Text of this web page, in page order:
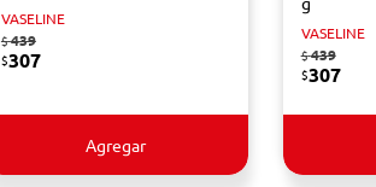
VASELINE
$439
$307
Agregar
VASELINE
$439
$307